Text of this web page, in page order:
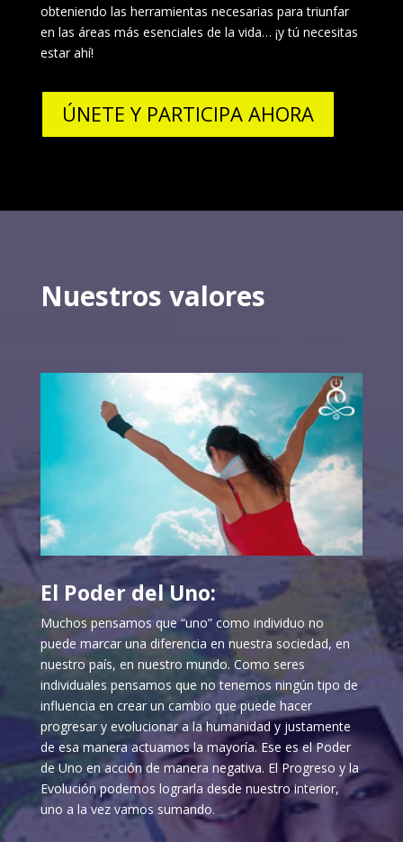
obteniendo las herramientas necesarias para triunfar
en las áreas más esenciales de la vida… ¡y tú necesitas
estar ahí!
ÚNETE Y PARTICIPA AHORA
Nuestros valores
El Poder del Uno:
Muchos pensamos que “uno” como individuo no
puede marcar una diferencia en nuestra sociedad, en
nuestro país, en nuestro mundo. Como seres
individuales pensamos que no tenemos ningún tipo de
influencia en crear un cambio que puede hacer
progresar y evolucionar a la humanidad y justamente
de esa manera actuamos la mayoría. Ese es el Poder
de Uno en acción de manera negativa. El Progreso y la
Evolución podemos lograrla desde nuestro interior,
uno a la vez vamos sumando.